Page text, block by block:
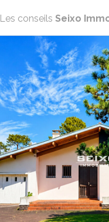
Les conseils Seixo